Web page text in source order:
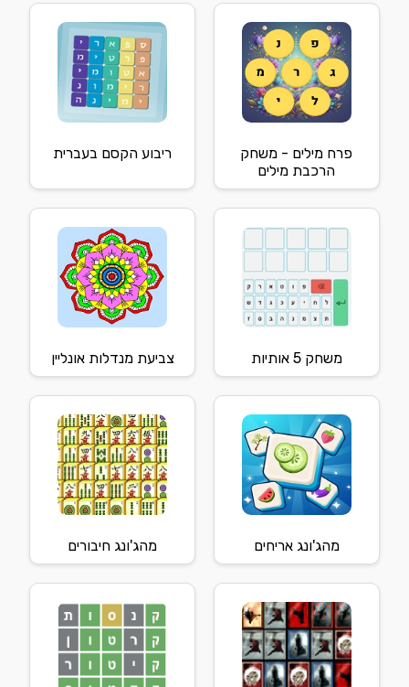
פרח מילים - משחק
הרכבת מילים
ריבוע הקסם בעברית
משחק 5 אותיות צביעת מנדלות אונליין
מהג'ונג אריחים מהג'ונג חיבורים